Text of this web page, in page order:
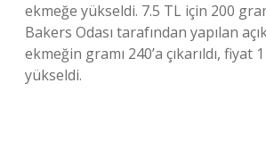
ekmeğe yükseldi. 7.5 TL için 200
Bakers Odası tarafından yapılan
ekmeğin gramı 240’a çıkarıldı, fiyat
yükseldi.